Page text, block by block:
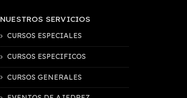
NUESTROS SERVICIOS
CURSOS ESPECIALES
CURSOS ESPECIFICOS
CURSOS GENERALES